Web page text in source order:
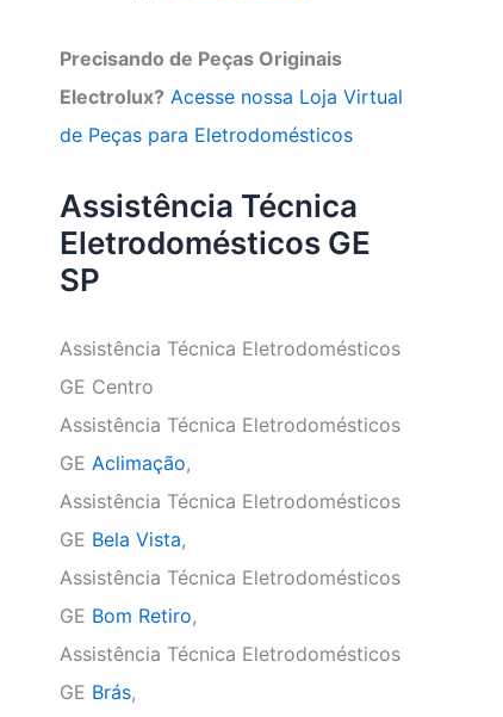
Precisando de Peças Originais
Electrolux? Acesse nossa Loja Virtual
de Peças para Eletrodomésticos
Assistência Técnica
Eletrodomésticos GE
SP
Assistência Técnica Eletrodomésticos
GE Centro
Assistência Técnica Eletrodomésticos
GE Aclimação,
Assistência Técnica Eletrodomésticos
GE Bela Vista,
Assistência Técnica Eletrodomésticos
GE Bom Retiro,
Assistência Técnica Eletrodomésticos
GE Brás,